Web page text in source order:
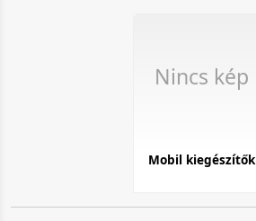
Nincs kép
Mobil kiegészítők